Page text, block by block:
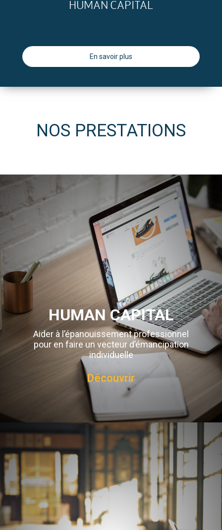
HUMAN CAPITAL
En savoir plus
NOS PRESTATIONS
HUMAN CAPITAL
Aider à l’épanouissement professionnel
pour en faire un vecteur d’émancipation
individuelle
Découvrir